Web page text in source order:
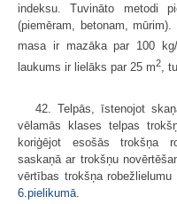
indeksu. Tuvināto metodi
(piemēram, betonam,
masa ir mazāka par 100
laukums ir lielāks par 25 m2 ,
42. Telpās, īstenojot
vēlamās klases telpas
koriģējot esošās trokšņa
saskaņā ar trokšņu
vērtības trokšņa
6.pielikumā